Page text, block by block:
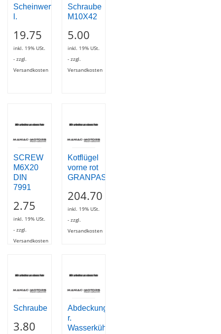
Scheinwerfergehäuse
l.
19.75
inkl. 19% USt.
- zzgl.
Versandkosten
Schraube
M10X42
5.00
inkl. 19% USt.
- zzgl.
Versandkosten
SCREW
M6X20
DIN
7991
2.75
inkl. 19% USt.
- zzgl.
Versandkosten
Kotflügel
vorne rot
GRANPASSO
204.70
inkl. 19% USt.
- zzgl.
Versandkosten
Schraube
3.80
Abdeckung
r.
Wasserkühler